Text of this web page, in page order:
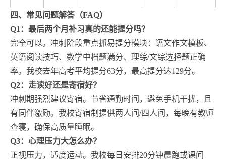
四、常见问题解答（FAQ）
Q1：最后两个月补习真的还能提分吗？
完全可以。冲刺阶段重点抓易提分模块：语文作文模板、
英语阅读技巧、数学中档题满分、理综/文综选择题正确
率。我校去年高考平均提分63分，最高提分达129分。
Q2：走读好还是寄宿好？
冲刺期强烈建议寄宿。节省通勤时间，避免手机干扰，且
有同伴激励。我校寄宿制提供两人间/四人间，每晚有教师
查寝，确保高质量睡眠。
Q3：心理压力大怎么办？
正视压力，适度运动。我校每日安排20分钟晨跑或课间